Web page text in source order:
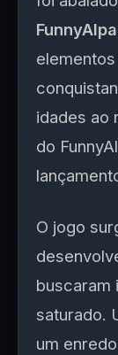
idades ao
do
O jogo
buscaram
saturado.
um